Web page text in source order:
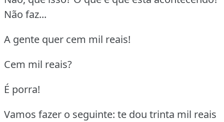
Não faz...
A gente quer cem mil reais!
Cem mil reais?
É porra!
Vamos fazer o seguinte: te dou trinta mil reais